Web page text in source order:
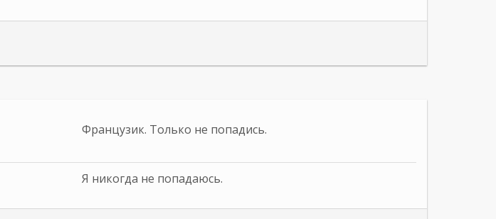
Французик. Только не попадись.
Я никогда не попадаюсь.